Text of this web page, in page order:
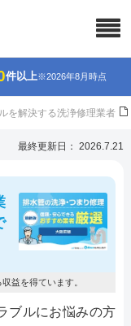
件以上※2026年8月時点
を解決する洗浄修理業者
最終更新日： 2026.7.21
益を得ています。
ブルにお悩みの方